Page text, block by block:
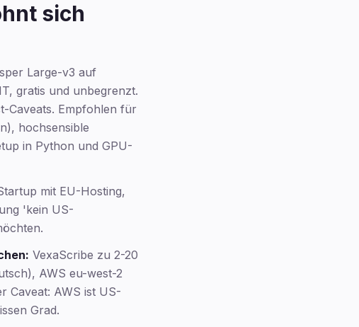
sich
Large-v3 auf
gratis und unbegrenzt.
Caveats. Empfohlen für
hochsensible
in Python und GPU-
mit EU-Hosting,
'kein US-
VexaScribe zu 2-20
AWS eu-west-2
Caveat: AWS ist US-
Grad.